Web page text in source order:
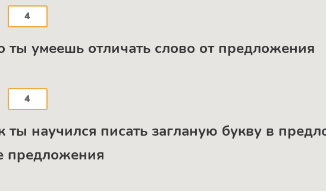
4
ты умеешь отличать слово от предложения
4
ты научился писать загланую букву в
предложения